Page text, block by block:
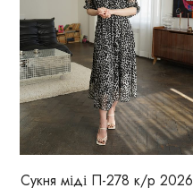
Сукня міді П-278 к/р 2026